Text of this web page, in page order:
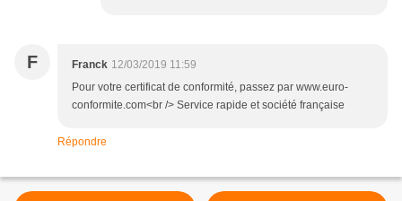
F Franck 12/03/2019 11:59
Pour votre certificat de conformité, passez par www.euro-
conformite.com<br /> Service rapide et société française
Répondre